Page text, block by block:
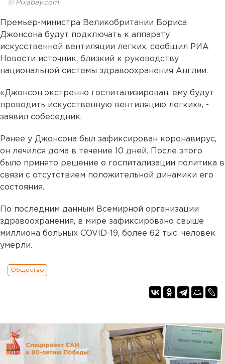
© Pixabay.com
Премьер-министра Великобритании Бориса
Джонсона будут подключать к аппарату
искусственной вентиляции легких, сообщил РИА
Новости источник, близкий к руководству
национальной системы здравоохранения Англии.
«Джонсон экстренно госпитализирован, ему будут
проводить искусственную вентиляцию легких», -
заявил собеседник.
Ранее у Джонсона был зафиксирован коронавирус,
он лечился дома в течение 10 дней. После этого
было принято решение о госпитализации политика в
связи с отсутствием положительной динамики его
состояния.
По последним данным Всемирной организации
здравоохранения, в мире зафиксировано свыше
миллиона больных COVID-19, более 62 тыс. человек
умерли.
Общество